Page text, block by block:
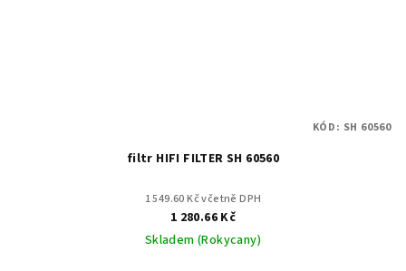
filtr HIFI FILTER SH 60560
1 549.60 Kč včetně DPH
1 280.66 Kč
Skladem (Rokycany)
KÓD: SH 60560